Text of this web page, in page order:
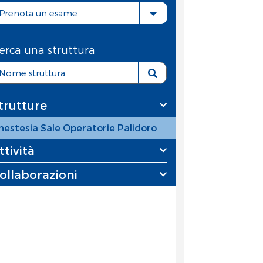
un esame
una struttura
Sale Operatorie Palidoro